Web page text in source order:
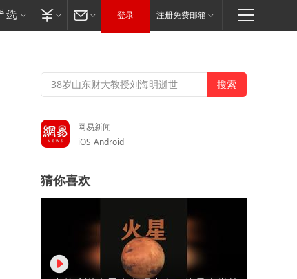
登录 注册免费邮箱
网易新闻
iOS Android
猜你喜欢